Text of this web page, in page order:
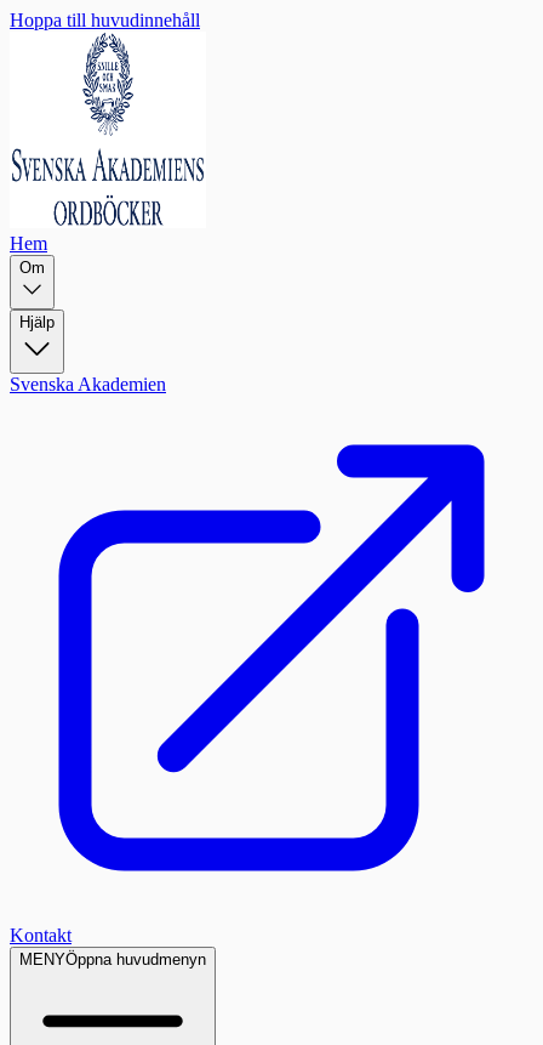
Hoppa till huvudinnehåll
Hem
Om
Hjälp
Svenska Akademien
Kontakt
MENYÖppna huvudmenyn